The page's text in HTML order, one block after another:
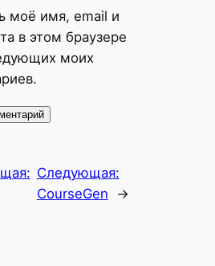
моё имя, email и
в этом браузере
моих
Следующая:
CourseGen
→